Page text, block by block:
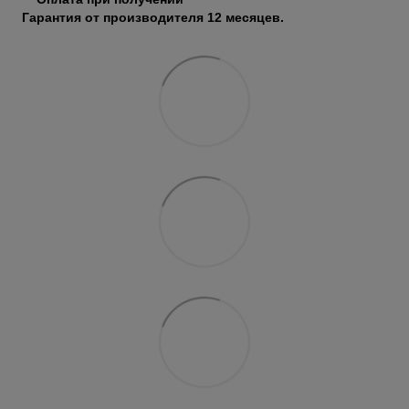
Гарантия от производителя 12 месяцев.